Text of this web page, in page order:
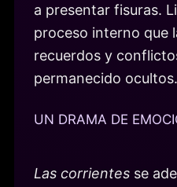
a presentar fisuras.
proceso interno que
recuerdos y
permanecido ocultos.
UN DRAMA DE
Las corrientes se